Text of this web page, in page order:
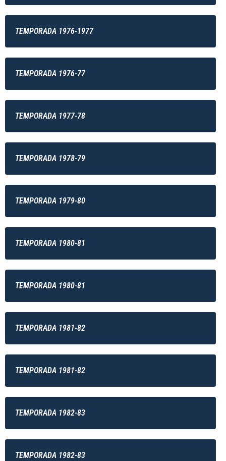
TEMPORADA 1976-1977
TEMPORADA 1976-77
TEMPORADA 1977-78
TEMPORADA 1978-79
TEMPORADA 1979-80
TEMPORADA 1980-81
TEMPORADA 1980-81
TEMPORADA 1981-82
TEMPORADA 1981-82
TEMPORADA 1982-83
TEMPORADA 1982-83